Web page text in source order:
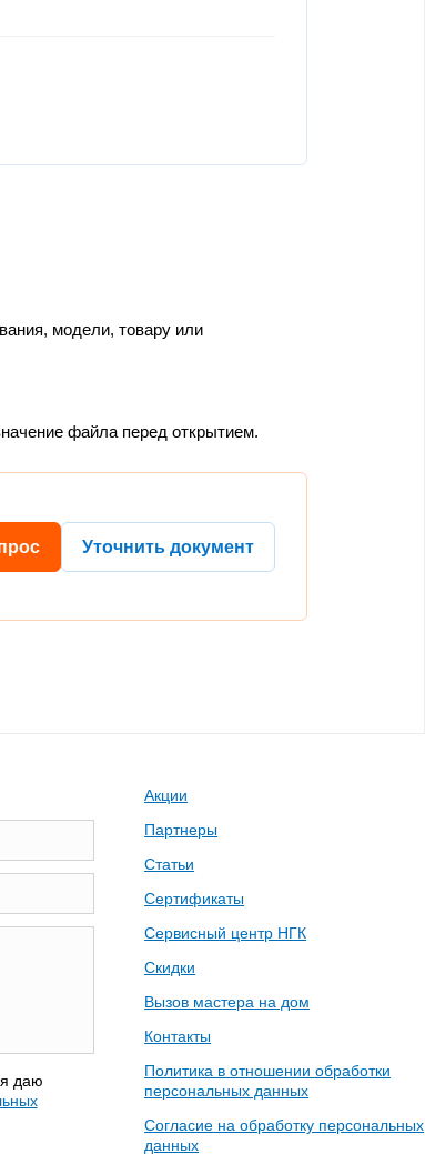
модели, товару или
файла перед открытием.
Уточнить документ
даю
Акции
Партнеры
Статьи
Сертификаты
Сервисный центр НГК
Скидки
Вызов мастера на дом
Контакты
Политика в отношении обработки
персональных данных
Согласие на обработку персональных
данных